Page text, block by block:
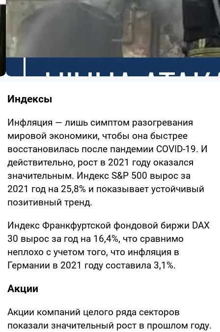
Индексы
Инфляция — лишь симптом разогревания
мировой экономики, чтобы она быстрее
восстановилась после пандемии COVID-19. И
действительно, рост в 2021 году оказался
значительным. Индекс S&P 500 вырос за
2021 год на 25,8% и показывает устойчивый
позитивный тренд.
Индекс Франкфуртской фондовой биржи DAX
30 вырос за год на 16,4%, что сравнимо
неплохо с учетом того, что инфляция в
Германии в 2021 году составила 3,1%.
Акции
Акции компаний целого ряда секторов
показали значительный рост в прошлом году.